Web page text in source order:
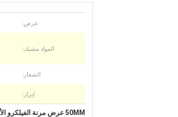
عرض:
المواد مشبك:
الشعار:
إبراز:
50MM عرض مرنة الفيلكرو الأمتعة الأشرطة 25M، 27.5yd / لفة الأبيض / أسود